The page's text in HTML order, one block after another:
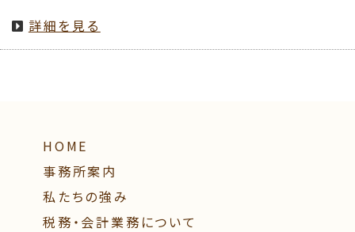
詳細を見る
HOME
事務所案内
私たちの強み
税務・会計業務について